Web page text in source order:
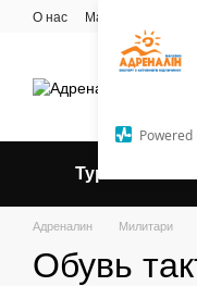
Powered
Перейти к основному
О нас Мастерская
Пользовательское
Туризм
Адреналин Милитари
Обувь